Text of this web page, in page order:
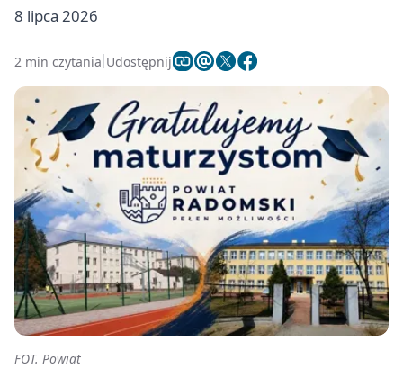
8 lipca 2026
2 min czytania Udostępnij
FOT. Powiat